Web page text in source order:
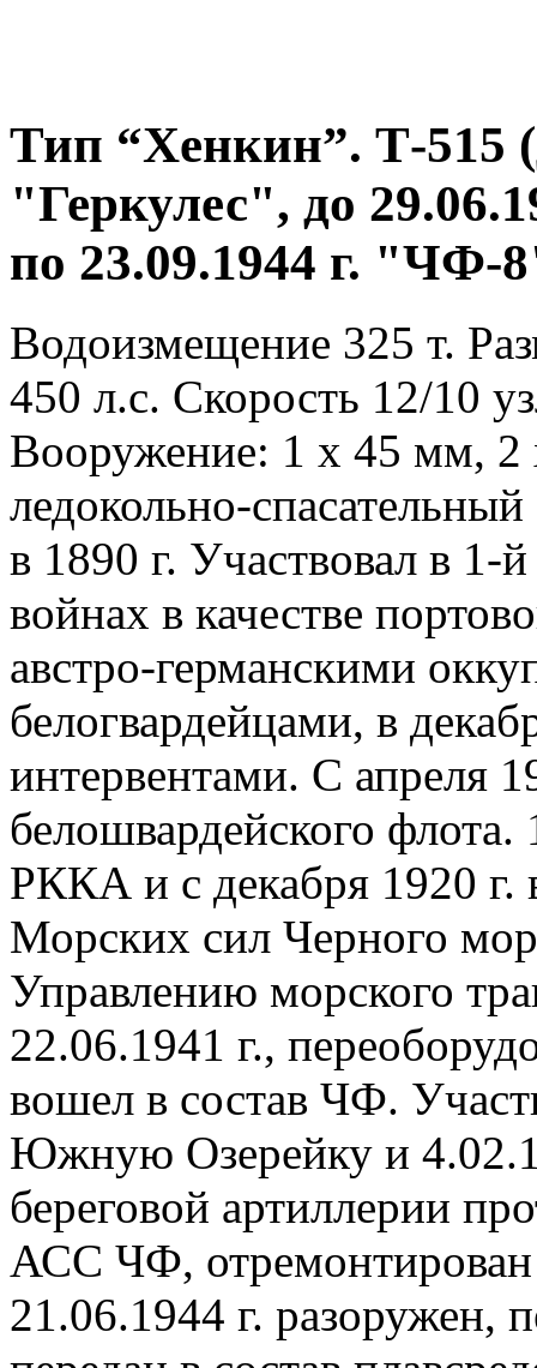
Тип “Хенкин”. Т-515
"Геркулес", до
по 23.09.1944 г. "ЧФ-
Водоизмещение 325 т.
450 л.с. Скорость 12/10
Вооружение: 1 х 45 мм,
ледокольно-
в 1890 г. Участвовал в 1-
войнах в качестве
австро-германскими
белогвардейцами, в
интервентами. С апреля
белошвардейского флота.
РККА и с декабря 1920 г.
Морских сил Черного
Управлению морского
22.06.1941 г.,
вошел в состав ЧФ.
Южную Озерейку и
береговой артиллерии
АСС ЧФ, отремонтирован
21.06.1944 г. разоружен,